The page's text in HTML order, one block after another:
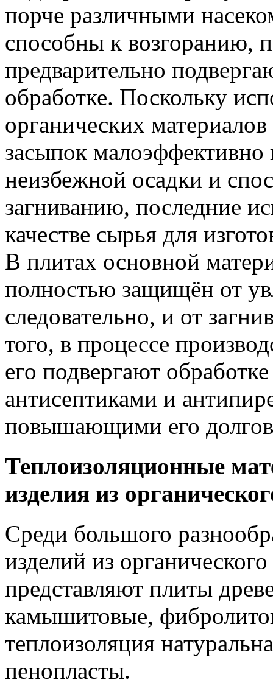
порче различными
способны к возгоранию,
предварительно
обработке. Поскольку
органических материалов
засыпок малоэффективно
неизбежной осадки и
загниванию, последние
качестве сырья для
В плитах основной
полностью защищён от
следовательно, и от
того, в процессе
его подвергают обработке
антисептиками и
повышающими его
Теплоизоляционные
изделия из
Среди большого
изделий из
представляют плиты
камышитовые,
теплоизоляция
пенопласты.